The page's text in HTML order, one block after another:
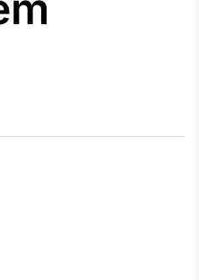
Agro
Broadcast